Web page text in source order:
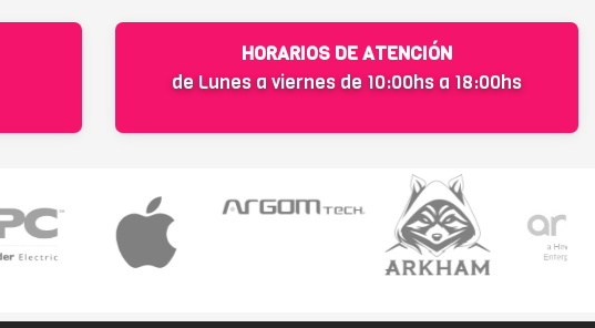
HORARIOS DE ATENCIÓN
de Lunes a viernes de 10:00hs a 18:00hs